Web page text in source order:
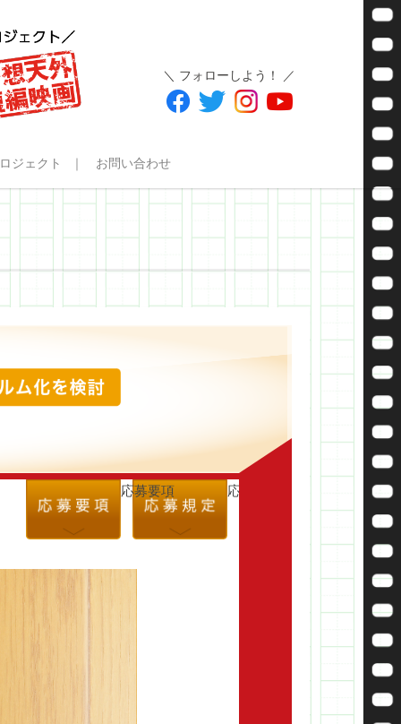
＼ フォローしよう！ ／
ジェクト お問い合わせ
応募規定
応募要項